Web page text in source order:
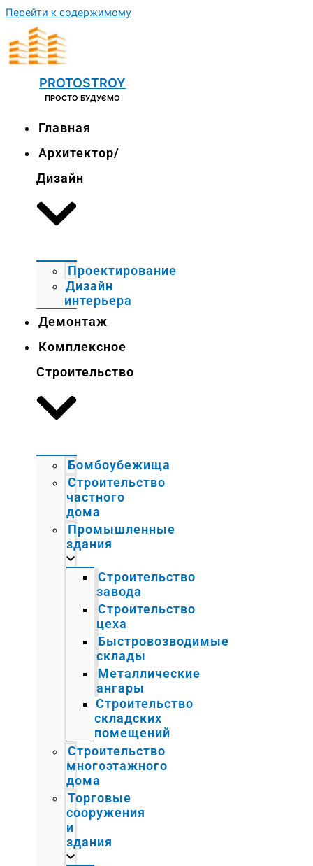
Перейти к содержимому
PROTOSTROY
ПРОСТО БУДУЄМО
Главная
Архитектор/
Дизайн
Проектирование
Дизайн
интерьера
Демонтаж
Комплексное
Строительство
Бомбоубежища
Строительство
частного
дома
Промышленные
здания
Строительство
завода
Строительство
цеха
Быстровозводимые
склады
Металлические
ангары
Строительство
складских
помещений
Строительство
многоэтажного
дома
Торговые
сооружения
и
здания